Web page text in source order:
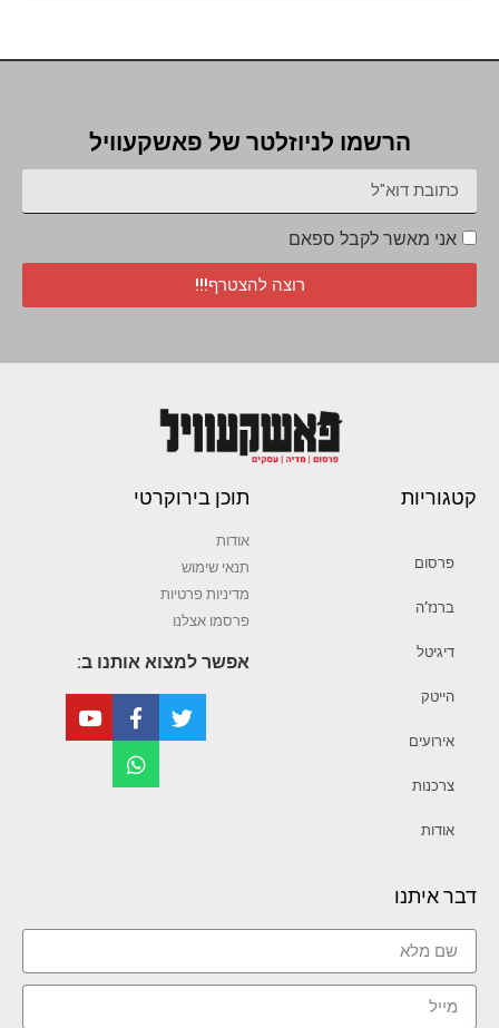
הרשמו לניוזלטר של פאשקעוויל
אני מאשר לקבל ספאם
רוצה להצטרף!!!
קטגוריות
פרסום
ברנז’ה
דיגיטל
הייטק
אירועים
צרכנות
אודות
תוכן בירוקרטי
אודות
תנאי שימוש
מדיניות פרטיות
פרסמו אצלנו
אפשר למצוא אותנו ב:
דבר איתנו